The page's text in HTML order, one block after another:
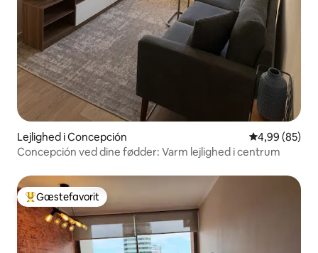
Lejlighed i Concepción 4,99 ud af 5 i
4,99 (85)
Concepción ved dine fødder: Varm lejlighed i centrum
Bedste gæstefavorit
Gæstefavorit